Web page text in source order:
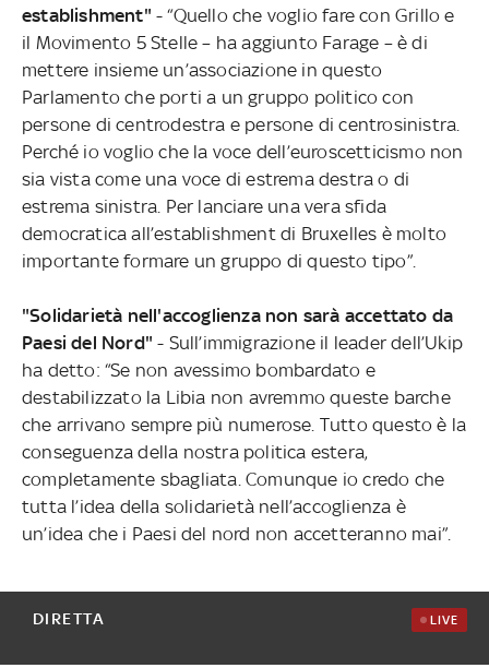
establishment" - “Quello che voglio fare con Grillo e
il Movimento 5 Stelle – ha aggiunto Farage – è di
mettere insieme un’associazione in questo
Parlamento che porti a un gruppo politico con
persone di centrodestra e persone di centrosinistra.
Perché io voglio che la voce dell’euroscetticismo non
sia vista come una voce di estrema destra o di
estrema sinistra. Per lanciare una vera sfida
democratica all’establishment di Bruxelles è molto
importante formare un gruppo di questo tipo”.
"Solidarietà nell'accoglienza non sarà accettato da
Paesi del Nord" - Sull’immigrazione il leader dell’Ukip
ha detto: “Se non avessimo bombardato e
destabilizzato la Libia non avremmo queste barche
che arrivano sempre più numerose. Tutto questo è la
conseguenza della nostra politica estera,
completamente sbagliata. Comunque io credo che
tutta l’idea della solidarietà nell’accoglienza è
un’idea che i Paesi del nord non accetteranno mai”.
DIRETTA LIVE